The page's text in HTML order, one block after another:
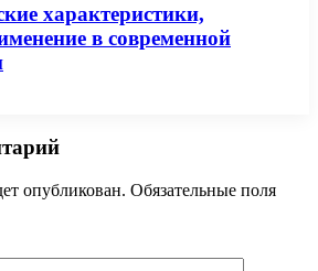
характеристики,
в современной
опубликован. Обязательные поля